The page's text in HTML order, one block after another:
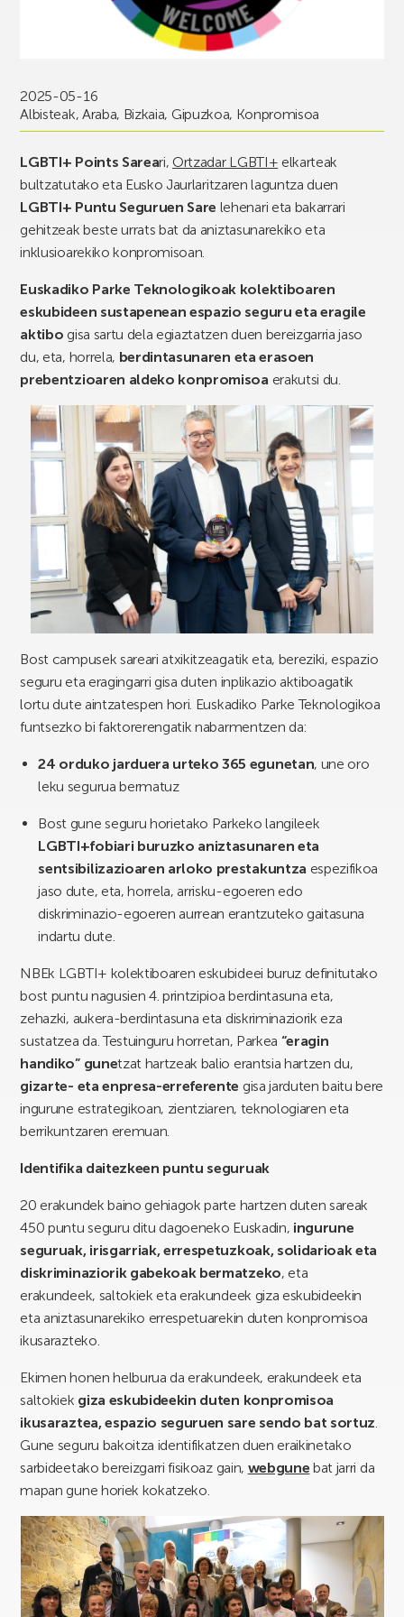
2025-05-16
Albisteak, Araba, Bizkaia, Gipuzkoa, Konpromisoa
LGBTI+ Points Sareari,Ortzadar LGBTI+ elkarteak
bultzatutako eta Eusko Jaurlaritzaren laguntza duen
LGBTI+ Puntu Seguruen Sare lehenari eta bakarrari
gehitzeak beste urrats bat da aniztasunarekiko eta
inklusioarekiko konpromisoan.
Euskadiko Parke Teknologikoak kolektiboaren
eskubideen sustapenean espazio seguru eta eragile
aktibo gisa sartu dela egiaztatzen duen bereizgarria jaso
du, eta, horrela, berdintasunaren eta erasoen
prebentzioaren aldeko konpromisoa erakutsi du.
Bost campusek sareari atxikitzeagatik eta, bereziki, espazio
seguru eta eragingarri gisa duten inplikazio aktiboagatik
lortu dute aintzatespen hori. Euskadiko Parke Teknologikoa
funtsezko bi faktorerengatik nabarmentzen da:
24 orduko jarduera urteko 365 egunetan, une oro
leku segurua bermatuz
Bost gune seguru horietako Parkeko langileek
LGBTI+fobiari buruzko aniztasunaren eta
sentsibilizazioaren arloko prestakuntza espezifikoa
jaso dute, eta, horrela, arrisku-egoeren edo
diskriminazio-egoeren aurrean erantzuteko gaitasuna
indartu dute.
NBEk LGBTI+ kolektiboaren eskubideei buruz definitutako
bost puntu nagusien 4. printzipioa berdintasuna eta,
zehazki, aukera-berdintasuna eta diskriminaziorik eza
sustatzea da. Testuinguru horretan, Parkea “eragin
handiko” gunetzat hartzeak balio erantsia hartzen du,
gizarte- eta enpresa-erreferente gisa jarduten baitu bere
ingurune estrategikoan, zientziaren, teknologiaren eta
berrikuntzaren eremuan.
Identifika daitezkeen puntu seguruak
20 erakundek baino gehiagok parte hartzen duten sareak
450 puntu seguru ditu dagoeneko Euskadin, ingurune
seguruak, irisgarriak, errespetuzkoak, solidarioak eta
diskriminaziorik gabekoak bermatzeko, eta
erakundeek, saltokiek eta erakundeek giza eskubideekin
eta aniztasunarekiko errespetuarekin duten konpromisoa
ikusarazteko.
Ekimen honen helburua da erakundeek, erakundeek eta
saltokiek giza eskubideekin duten konpromisoa
ikusaraztea, espazio seguruen sare sendo bat sortuz.
Gune seguru bakoitza identifikatzen duen eraikinetako
sarbideetako bereizgarri fisikoaz gain, webgune bat jarri da
mapan gune horiek kokatzeko.